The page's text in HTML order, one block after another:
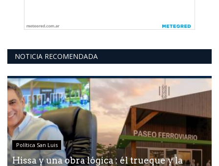
NOTICIA RECOMENDADA
Política San Luis
Hissa y una obra lógica : él trueque y la